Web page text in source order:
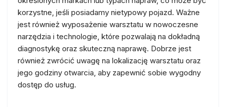
korzystne, jeśli posiadamy nietypowy pojazd. Ważne
jest również wyposażenie warsztatu w nowoczesne
narzędzia i technologie, które pozwalają na dokładną
diagnostykę oraz skuteczną naprawę. Dobrze jest
również zwrócić uwagę na lokalizację warsztatu oraz
jego godziny otwarcia, aby zapewnić sobie wygodny
dostęp do usług.